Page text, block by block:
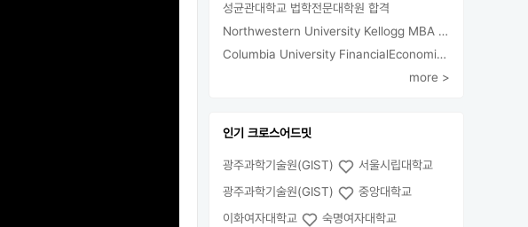
성균관대학교 법학전문대학원 합격
Northwestern University Kellogg MBA 합격
Columbia University FinancialEconomics 지원
more >
인기 크로스어드밋
광주과학기술원(GIST)
서울시립대학교
광주과학기술원(GIST)
중앙대학교
이화여자대학교
숙명여자대학교